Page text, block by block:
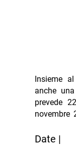
Insieme
anche
prevede
novembre
Date |